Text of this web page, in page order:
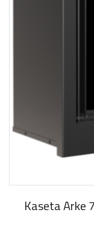
Kaseta Arke